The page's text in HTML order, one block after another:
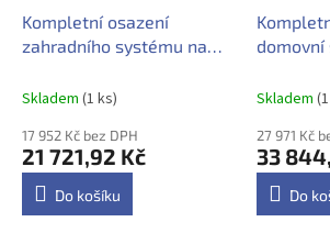
Kompletní osazení
zahradního systému na
Skladem (1 ks)
17 952 Kč bez DPH
21 721,92 Kč
Do košíku
domovní
Skladem
27 971 Kč
33
Do